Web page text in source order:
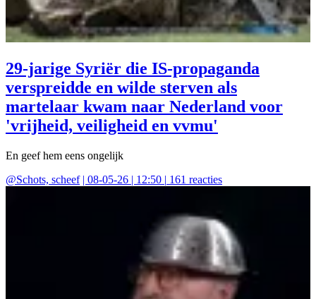
29-jarige Syriër die IS-propaganda
verspreidde en wilde sterven als
martelaar kwam naar Nederland voor
'vrijheid, veiligheid en vvmu'
En geef hem eens ongelijk
@Schots, scheef | 08-05-26 | 12:50 | 161 reacties